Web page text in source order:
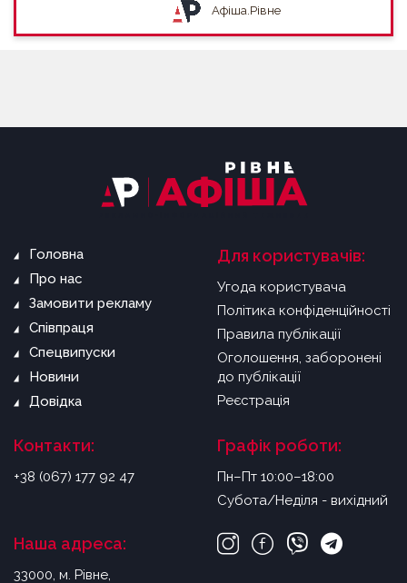
Афіша.Рівне
Головна
Про нас
Замовити рекламу
Співпраця
Спецвипуски
Новини
Довідка
Для користувачів:
Угода користувача
Політика конфіденційності
Правила публікації
Оголошення, заборонені
до публікації
Реєстрація
Контакти:
+38 (067) 177 92 47
Графік роботи:
Пн–Пт 10:00–18:00
Субота/Неділя - вихідний
Наша адреса:
33000, м. Рівне,